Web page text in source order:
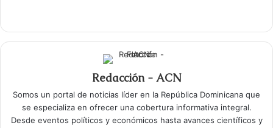
Redacción - ACN
Somos un portal de noticias líder en la República Dominicana que
se especializa en ofrecer una cobertura informativa integral.
Desde eventos políticos y económicos hasta avances científicos y